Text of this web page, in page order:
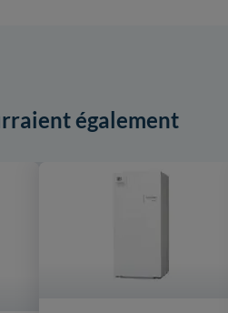
également